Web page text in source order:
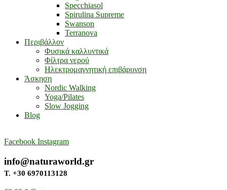
Specchiasol
Spirulina Supreme
Swanson
Terranova
Περιβάλλον
Φυσικά καλλυντικά
Φίλτρα νερού
Ηλεκτρομαγνητική επιβάρυνση
Άσκηση
Nordic Walking
Yoga/Pilates
Slow Jogging
Blog
Facebook Instagram
info@naturaworld.gr
Τ. +30 6970113128